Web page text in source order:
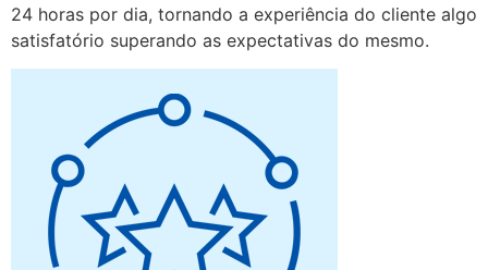
24 horas por dia, tornando a experiência do cliente algo
satisfatório superando as expectativas do mesmo.